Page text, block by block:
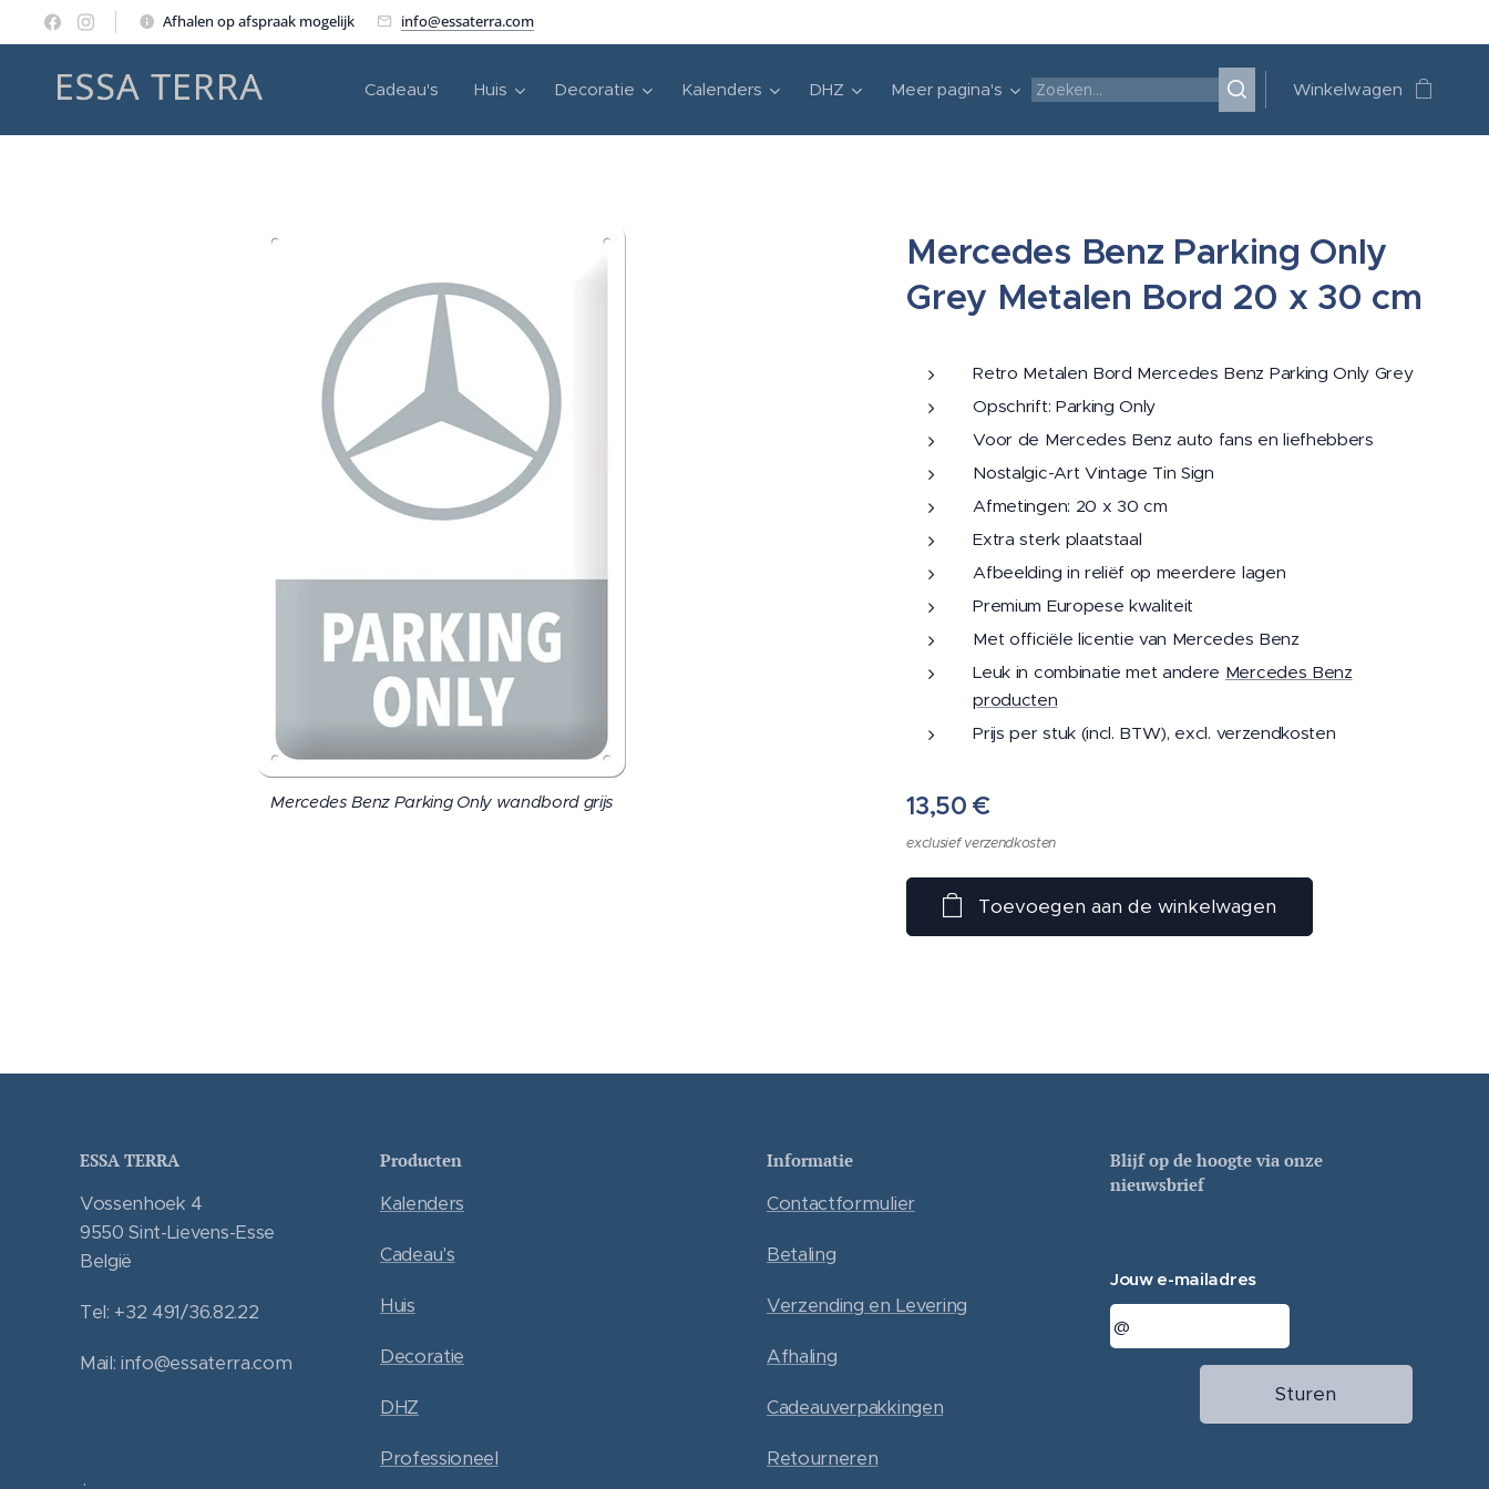
Afhalen op afspraak mogelijk info@essaterra.com
Cadeau's Huis Decoratie Kalenders DHZ Meer pagina's Winkelwagen
Mercedes Benz Parking Only
Grey Metalen Bord 20 x 30 cm
Mercedes Benz Parking Only wandbord grijs
Retro Metalen Bord Mercedes Benz Parking Only Grey
Opschrift: Parking Only
Voor de Mercedes Benz auto fans en liefhebbers
Nostalgic-Art Vintage Tin Sign
Afmetingen: 20 x 30 cm
Extra sterk plaatstaal
Afbeelding in reliëf op meerdere lagen
Premium Europese kwaliteit
Met officiële licentie van Mercedes Benz
Leuk in combinatie met andere Mercedes Benz
producten
Prijs per stuk (incl. BTW), excl. verzendkosten
13,50 €
exclusief verzendkosten
Toevoegen aan de winkelwagen
ESSA TERRA
Vossenhoek 4
9550 Sint-Lievens-Esse
België
Tel: +32 491/36.82.22
Mail: info@essaterra.com
.
Producten
Kalenders
Cadeau's
Huis
Decoratie
DHZ
Professioneel
Informatie
Contactformulier
Betaling
Verzending en Levering
Afhaling
Cadeauverpakkingen
Retourneren
Blijf op de hoogte via onze
nieuwsbrief
Jouw e-mailadres
Sturen